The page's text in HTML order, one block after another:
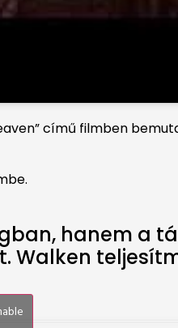
című filmben
hanem a
Walken